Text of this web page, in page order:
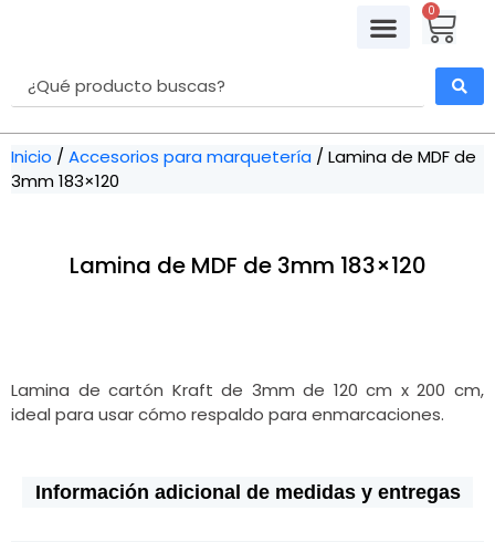
0
Inicio / Accesorios para marquetería / Lamina de MDF de
3mm 183×120
Lamina de MDF de 3mm 183×120
Lamina de cartón Kraft de 3mm de 120 cm x 200 cm,
ideal para usar cómo respaldo para enmarcaciones.
Información adicional de medidas y entregas